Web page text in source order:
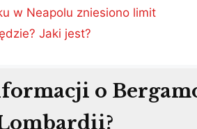
w Neapolu zniesiono limit
Jaki jest?
o